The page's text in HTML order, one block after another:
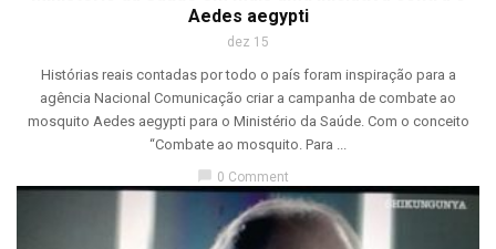
Aedes aegypti
dez 15
Histórias reais contadas por todo o país foram inspiração para a
agência Nacional Comunicação criar a campanha de combate ao
mosquito Aedes aegypti para o Ministério da Saúde. Com o conceito
“Combate ao mosquito. Para ...
0 Comment